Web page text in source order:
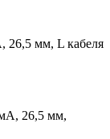
мм, L кабеля
26,5 мм,